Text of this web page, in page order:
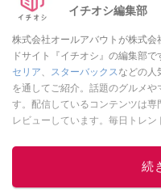
イチオシ編集部
株式会社オールアバウトが株式
ドサイト『イチオシ』の編集部で
セリア、 スターバックスなどの人
を通してご紹介。話題のグルメ
す。配信しているコンテンツは
レビューしています。毎日トレ
続